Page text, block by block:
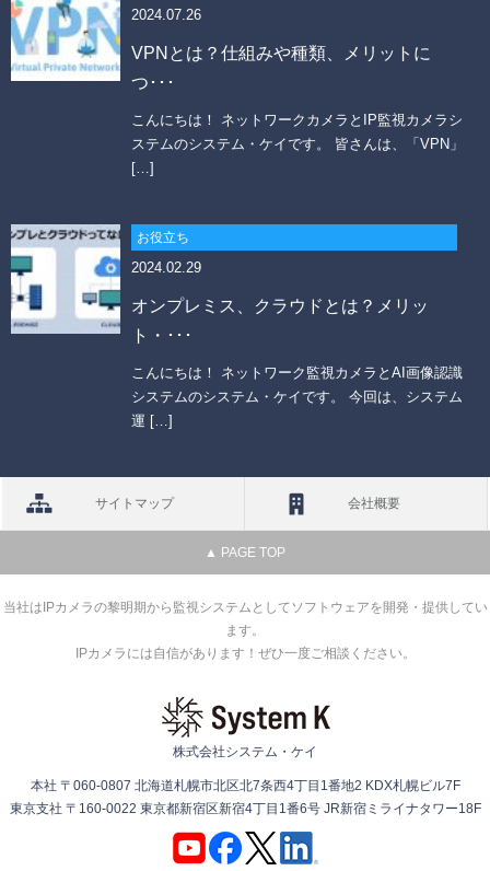
2024.07.26
VPNとは？仕組みや種類、メリットに
つ･･･
こんにちは！ ネットワークカメラとIP監視カメラシ
ステムのシステム・ケイです。 皆さんは、「VPN」
[…]
お役立ち
2024.02.29
オンプレミス、クラウドとは？メリッ
ト・･･･
こんにちは！ ネットワーク監視カメラとAI画像認識
システムのシステム・ケイです。 今回は、システム
運 […]
サイトマップ 会社概要
▲ PAGE TOP
当社はIPカメラの黎明期から監視システムとしてソフトウェアを開発・提供してい
ます。
IPカメラには自信があります！ぜひ一度ご相談ください。
株式会社システム・ケイ
本社 〒060-0807 北海道札幌市北区北7条西4丁目1番地2 KDX札幌ビル7F
東京支社 〒160-0022 東京都新宿区新宿4丁目1番6号 JR新宿ミライナタワー18F